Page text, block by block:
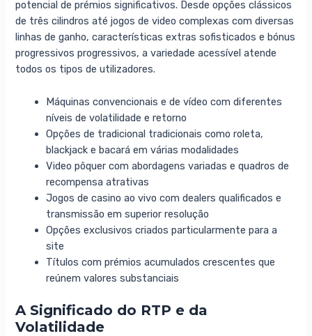
potencial de prémios significativos. Desde opções clássicos
de três cilindros até jogos de video complexas com diversas
linhas de ganho, características extras sofisticados e bónus
progressivos progressivos, a variedade acessível atende
todos os tipos de utilizadores.
Máquinas convencionais e de vídeo com diferentes
níveis de volatilidade e retorno
Opções de tradicional tradicionais como roleta,
blackjack e bacará em várias modalidades
Video pôquer com abordagens variadas e quadros de
recompensa atrativas
Jogos de casino ao vivo com dealers qualificados e
transmissão em superior resolução
Opções exclusivos criados particularmente para a
site
Títulos com prémios acumulados crescentes que
reúnem valores substanciais
A Significado do RTP e da
Volatilidade